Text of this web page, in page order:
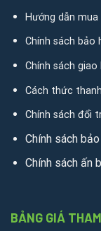
Hướng dẫn
Chính sách bảo
Chính sách giao
Cách thức
Chính sách đổi
Chính sách
Chính sách ấn
BẢNG GIÁ